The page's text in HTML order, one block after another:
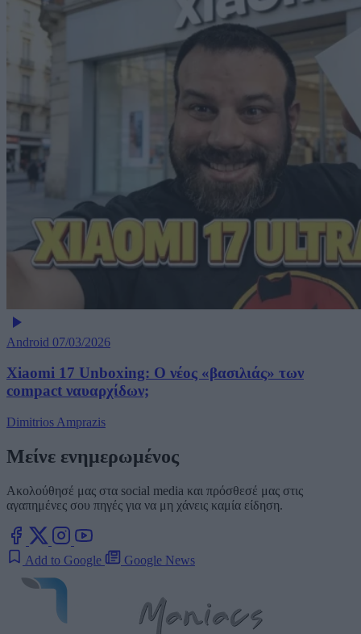
Android 07/03/2026
Xiaomi 17 Unboxing: Ο νέος «βασιλιάς» των
compact ναυαρχίδων;
Dimitrios Amprazis
Μείνε ενημερωμένος
Ακολούθησέ μας στα social media και πρόσθεσέ μας στις
αγαπημένες σου πηγές για να μη χάνεις καμία είδηση.
Add to Google Google News